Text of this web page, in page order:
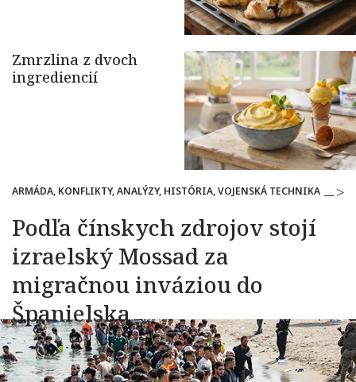
ARMÁDA, KONFLIKTY, ANALÝZY, HISTÓRIA, VOJENSKÁ TECHNIKA